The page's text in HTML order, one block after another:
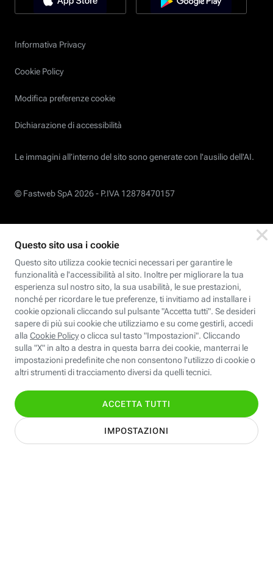
Informativa Privacy
Cookie Policy
Modifica preferenze cookie
Dichiarazione di accessibilità
Le immagini all’interno del sito sono generate con l'ausilio dell'AI.
© Fastweb SpA 2026 - P.IVA 12878470157